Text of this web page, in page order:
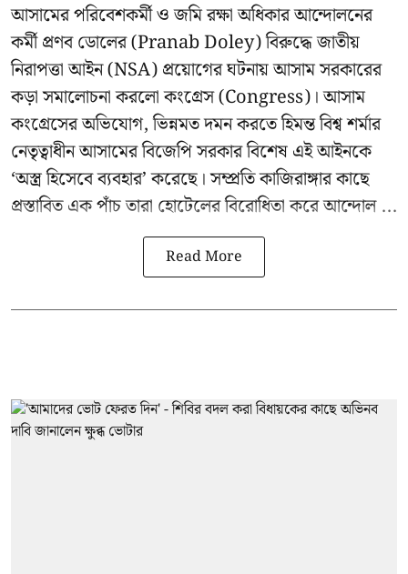
আসামের পরিবেশকর্মী ও জমি রক্ষা অধিকার আন্দোলনের
কর্মী প্রণব ডোলের (Pranab Doley) বিরুদ্ধে জাতীয়
নিরাপত্তা আইন (NSA) প্রয়োগের ঘটনায় আসাম সরকারের
কড়া সমালোচনা করলো কংগ্রেস (Congress)। আসাম
কংগ্রেসের অভিযোগ, ভিন্নমত দমন করতে হিমন্ত বিশ্ব শর্মার
নেতৃত্বাধীন আসামের বিজেপি সরকার বিশেষ এই আইনকে
‘অস্ত্র হিসেবে ব্যবহার’ করেছে। সম্প্রতি কাজিরাঙ্গার কাছে
প্রস্তাবিত এক পাঁচ তারা হোটেলের বিরোধিতা করে আন্দোল ...
Read More